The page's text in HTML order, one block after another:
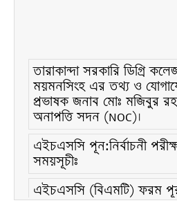
তারাকান্দা সরকারি ডিগ্রি
ময়মনসিংহ এর তথ্য ও
প্রভাষক জনাব মোঃ মজিবুর
অনাপত্তি সদন (NOC)।
এইচএসসি পূন:নির্বাচনী
সময়সূচীঃ
এইচএসসি (বিএমটি) ফরম